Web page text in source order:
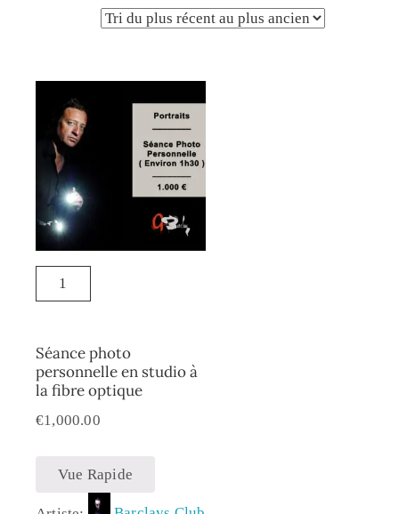
Séance photo
personnelle en studio à
la fibre optique
€1,000.00
Vue Rapide